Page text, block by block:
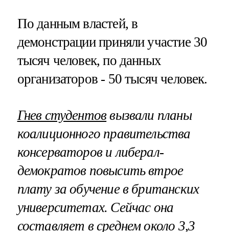
По данным властей, в
демонстрации приняли участие 30
тысяч человек, по данных
организаторов - 50 тысяч человек.
Гнев студентоввызвали планы
коалиционного правительства
консерваторов и либерал-
демократов повысить втрое
плату за обучение в британских
университетах. Сейчас она
составляет в среднем около 3,3